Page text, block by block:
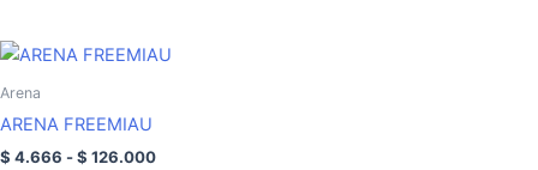
Arena
ARENA FREEMIAU
$ 4.666 -$ 126.000
Rango
hasta
Este
producto